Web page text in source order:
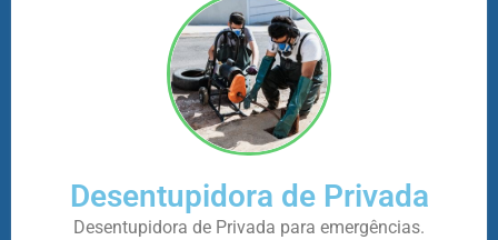
Desentupidora de Privada
Desentupidora de Privada para emergências.